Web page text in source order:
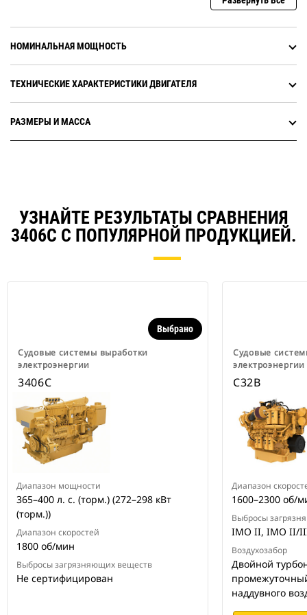
НОМИНАЛЬНАЯ МОЩНОСТЬ
ТЕХНИЧЕСКИЕ ХАРАКТЕРИСТИКИ ДВИГАТЕЛЯ
РАЗМЕРЫ И МАССА
УЗНАЙТЕ РЕЗУЛЬТАТЫ СРАВНЕНИЯ
3406C С ПОПУЛЯРНОЙ ПРОДУКЦИЕЙ.
Судовые системы выработки
электроэнергии
Выбрано
3406C
Диапазон мощности
365–400 л. с. (торм.) (272–298 кВт
(торм.))
Диапазон скоростей
1800 об/мин
Выбросы загрязняющих веществ
Не сертифицирован
Судовые
электроэнергии
C32B
Диапазон
1600–2300 об/
Выбросы
IMO II, IMO II/
Воздухозабор
Двойной
наддувного